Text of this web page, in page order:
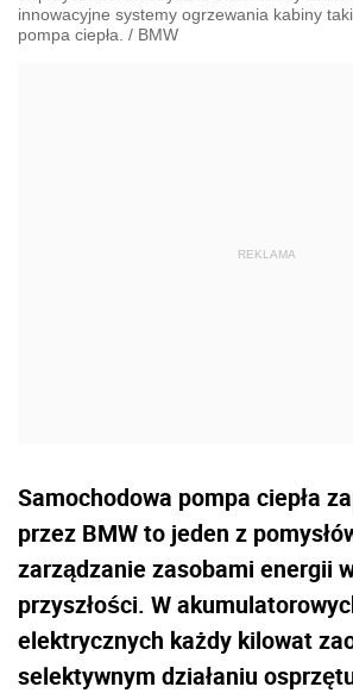
innowacyjne systemy ogrzewania kabiny
pompa ciepła. / BMW
Samochodowa pompa ciepła
przez BMW to jeden z
zarządzanie zasobami energii
przyszłości. W
elektrycznych każdy kilowat
selektywnym działaniu